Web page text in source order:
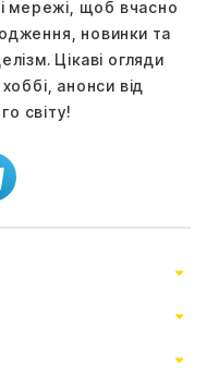
мережі, щоб вчасно
новинки та
Цікаві огляди
анонси від
світу!